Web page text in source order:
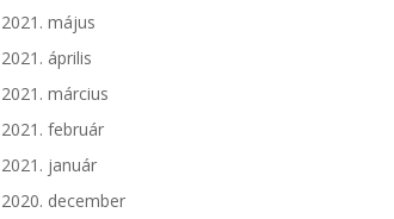
2021. május
2021. április
2021. március
2021. február
2021. január
2020. december